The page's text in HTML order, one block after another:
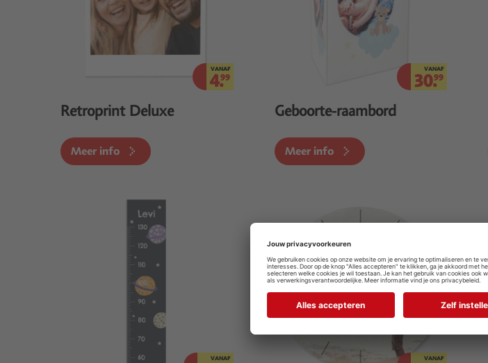
VANAF
4.99
Retroprint Deluxe
Meer info
VANAF
30.99
Geboorte-raambord
Meer info
VANAF VANAF